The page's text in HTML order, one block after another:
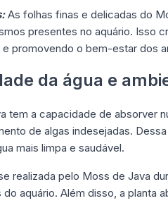
As folhas finas e delicadas do
presentes no aquário. Isso
promovendo o bem-estar dos
da água e
tem a capacidade de absorver
de algas indesejadas.
mais limpa e saudável.
realizada pelo Moss de Java
aquário. Além disso, a planta